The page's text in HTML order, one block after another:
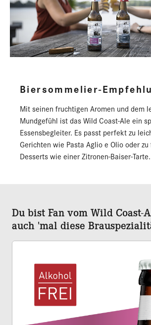
Biersommelier-
Mit seinen fruchtigen Aromen und dem
Mundgefühl ist das Wild Coast-Ale ein
Essensbegleiter. Es passt perfekt zu
Gerichten wie Pasta Aglio e Olio oder
Desserts wie einer Zitronen-Baiser-Tarte.
Du bist Fan vom Wild Coast-
auch 'mal diese